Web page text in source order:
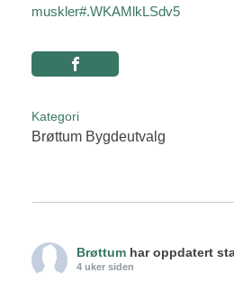
muskler#.WKAMlkLSdv5
Kategori
Brøttum Bygdeutvalg
Brøttum har oppdatert
4 uker siden